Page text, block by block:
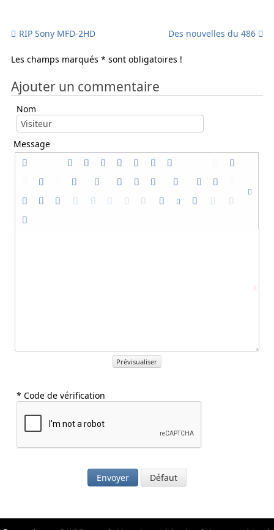
RIP Sony MFD-2HD Des nouvelles du 486
Les champs marqués * sont obligatoires !
Ajouter un commentaire
Nom
Message
Prévisualiser
* Code de vérification
Envoyer Défaut